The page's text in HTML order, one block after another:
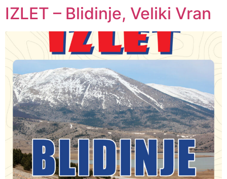
Idi
na
sadržaj
IZLET – Blidinje, Veliki Vran